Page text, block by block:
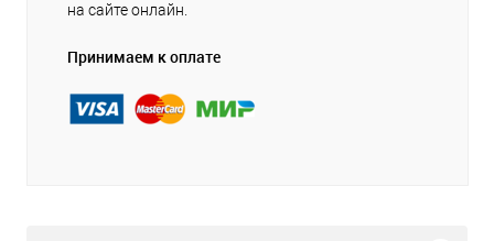
на сайте онлайн.
Принимаем к оплате